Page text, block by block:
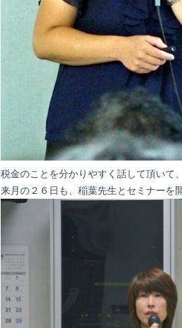
税金のことを分かりやすく話して頂いて
来月の２６日も、稲葉先生とセミナーを